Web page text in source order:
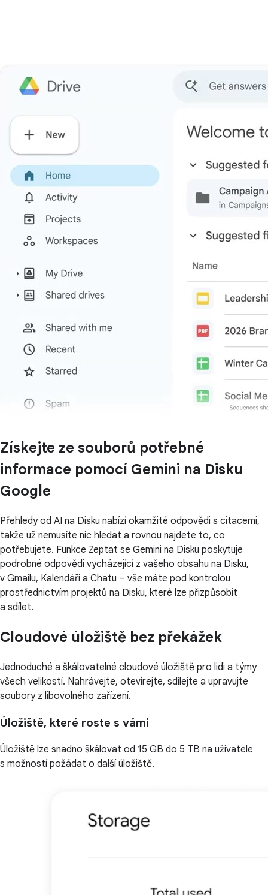
Získejte ze souborů potřebné
informace pomocí Gemini na Disku
Google
Přehledy od AI na Disku nabízí okamžité odpovědi s citacemi,
takže už nemusíte nic hledat a rovnou najdete to, co
potřebujete. Funkce Zeptat se Gemini na Disku poskytuje
podrobné odpovědi vycházející z vašeho obsahu na Disku,
v Gmailu, Kalendáři a Chatu – vše máte pod kontrolou
prostřednictvím projektů na Disku, které lze přizpůsobit
a sdílet.
Cloudové úložiště bez překážek
Jednoduché a škálovatelné cloudové úložiště pro lidi a týmy
všech velikostí. Nahrávejte, otevírejte, sdílejte a upravujte
soubory z libovolného zařízení.
Úložiště, které roste s vámi
Úložiště lze snadno škálovat od 15 GB do 5 TB na uživatele
s možností požádat o další úložiště.